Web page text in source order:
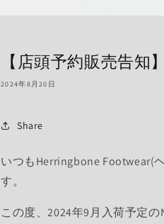
【店頭予約販売告知】
2024年8月20日
Share
いつもHerringbone Footwear(
す。
この度、2024年9月入荷予定の